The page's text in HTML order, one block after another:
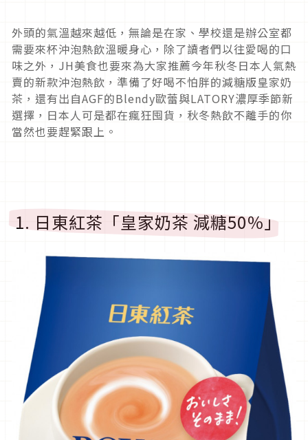
外頭的氣溫越來越低，無論是在家、學校還是辦公室都
需要來杯沖泡熱飲溫暖身心，除了讀者們以往愛喝的口
味之外，JH美食也要來為大家推薦今年秋冬日本人氣熱
賣的新款沖泡熱飲，準備了好喝不怕胖的減糖版皇家奶
茶，還有出自AGF的Blendy歐蕾與LATORY濃厚季節新
選擇，日本人可是都在瘋狂囤貨，秋冬熱飲不離手的你
當然也要趕緊跟上。
1. 日東紅茶「皇家奶茶 減糖50％」